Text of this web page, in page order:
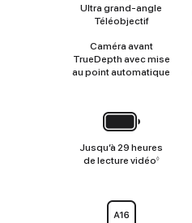
Ultra grand‑angle
Téléobjectif
Caméra avant
TrueDepth avec mise
au point automatique
Batterie
Jusqu’à 29 heures
de lecture vidéo◊Renvoi